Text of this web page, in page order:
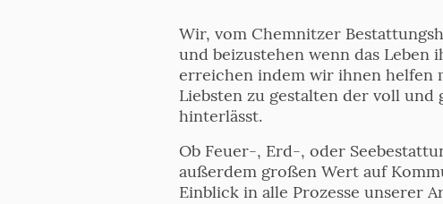
Wir, vom Chemnitzer
und beizustehen wenn das Leben
erreichen indem wir ihnen helfen
Liebsten zu gestalten der voll
hinterlässt.
Ob Feuer-, Erd-, oder
außerdem großen Wert auf
Einblick in alle Prozesse unserer